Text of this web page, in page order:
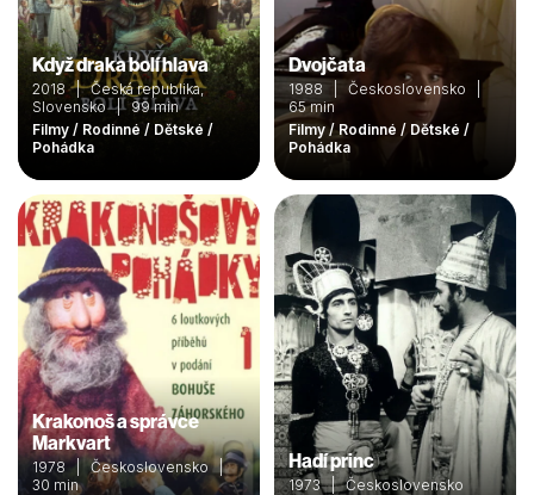
Když draka bolí hlava
2018 | Česká republika,
Slovensko | 99 min
Filmy / Rodinné / Dětské /
Pohádka
Dvojčata
1988 | Československo |
65 min
Filmy / Rodinné / Dětské /
Pohádka
Krakonoš a správce
Markvart
1978 | Československo |
30 min
Hadí princ
1973 | Československo